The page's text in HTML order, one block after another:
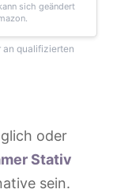
sich geändert
qualifizierten
oder
Stativ
sein.